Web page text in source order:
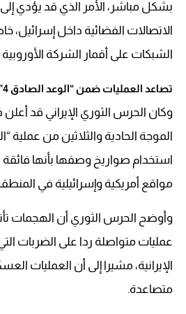
بشكل مباشر، الأمر الذي قد يؤدي
الاتصالات الفضائية داخل إسرائيل،
الشبكات على أقمار الشركة
تصاعد العمليات ضمن “الوعد الصادق 4”
وكان الحرس الثوري الإيراني قد
استخدام صواريخ وصفها بأنها
مواقع أمريكية وإسرائيلية في
وأوضح الحرس الثوري أن الهجمات
عمليات متواصلة ردا على الضربات
الإيرانية، مشيرا إلى أن العمليات
متصاعدة.